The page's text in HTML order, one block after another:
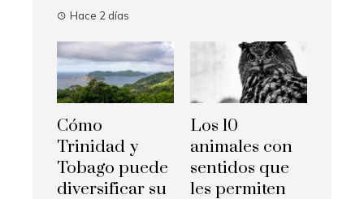
Hace 2 días
Cómo
Trinidad y
Tobago puede
diversificar su
Los 10
animales con
sentidos que
les permiten